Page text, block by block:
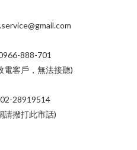
888-701
電客戶，無法接聽)
28919514
請撥打此市話)